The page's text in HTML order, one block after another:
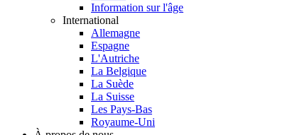
Information sur l'âge
International
Allemagne
Espagne
L'Autriche
La Belgique
La Suède
La Suisse
Les Pays-Bas
Royaume-Uni